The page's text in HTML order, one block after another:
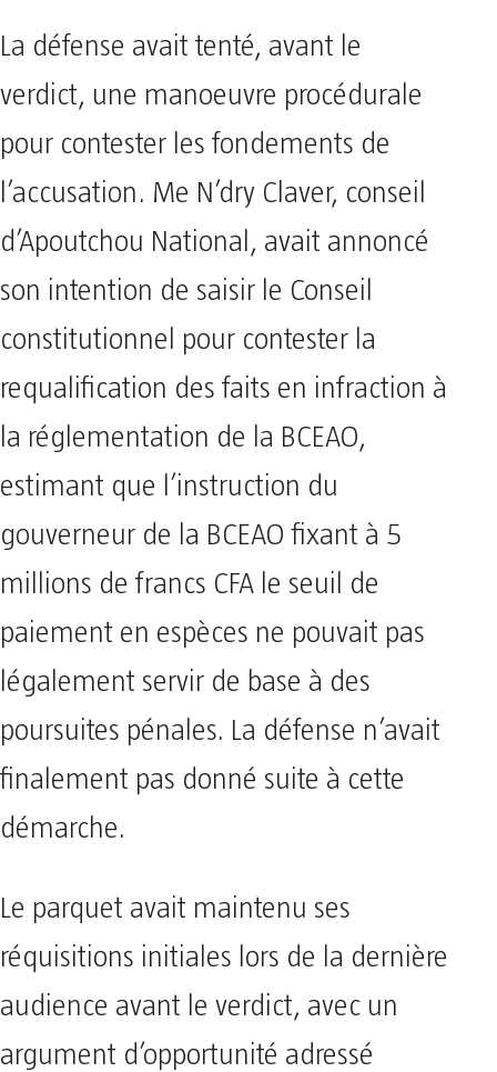
La défense avait tenté, avant le
verdict, une manoeuvre procédurale
pour contester les fondements de
l’accusation. Me N’dry Claver, conseil
d’Apoutchou National, avait annoncé
son intention de saisir le Conseil
constitutionnel pour contester la
requalification des faits en infraction à
la réglementation de la BCEAO,
estimant que l’instruction du
gouverneur de la BCEAO fixant à 5
millions de francs CFA le seuil de
paiement en espèces ne pouvait pas
légalement servir de base à des
poursuites pénales. La défense n’avait
finalement pas donné suite à cette
démarche.
Le parquet avait maintenu ses
réquisitions initiales lors de la dernière
audience avant le verdict, avec un
argument d’opportunité adressé